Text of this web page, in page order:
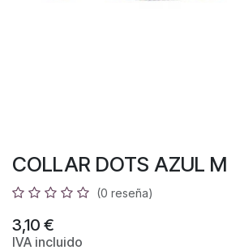
COLLAR DOTS AZUL M
(0 reseña)
3,10 €
IVA incluido